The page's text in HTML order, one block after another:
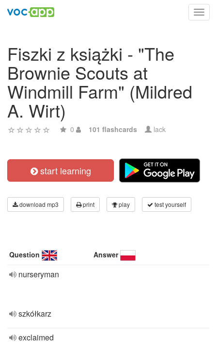
Fiszki z książki - "The
Brownie Scouts at
Windmill Farm" (Mildred
A. Wirt)
0 101 flashcards lack
start learning
download mp3 print play test yourself
Question Answer
nurseryman
szkółkarz
exclaimed